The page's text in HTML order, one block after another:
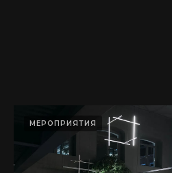
МЕРОПРИЯТИЯ